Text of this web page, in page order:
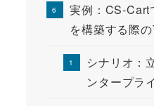
実例：CS-Cart
を構築する際
シナリオ
ンタープラ